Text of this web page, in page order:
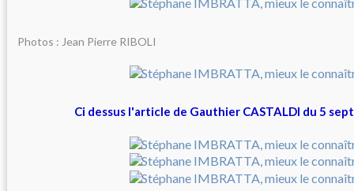
Photos : Jean Pierre RIBOLI
Ci dessus l'article de Gauthier CASTALDI du 5